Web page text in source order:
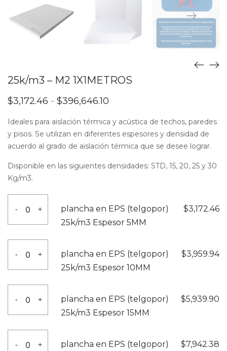
25k/m3 – M2 1X1METROS
$3,172.46 - $396,646.10
precios:
desde
$3,172.46
hasta
Ideales para aislación térmica y acústica de techos, paredes
y pisos. Se utilizan en diferentes espesores y densidad de
acuerdo al grado de aislación térmica que se desee lograr.
Disponible en las siguientes densidades: STD, 15, 20, 25 y 30
Kg/m3.
-
EPS
(telgopor)
25k/m3
Espesor
5MM
cantidad
+
plancha en EPS (telgopor)
25k/m3 Espesor 5MM
$3,172.46
-
EPS
(telgopor)
25k/m3
Espesor
10MM
cantidad
+
plancha en EPS (telgopor)
25k/m3 Espesor 10MM
$3,959.94
-
EPS
(telgopor)
25k/m3
+
plancha en EPS (telgopor)
25k/m3 Espesor 15MM
$5,939.90
- +
plancha en EPS (telgopor)
$7,942.38